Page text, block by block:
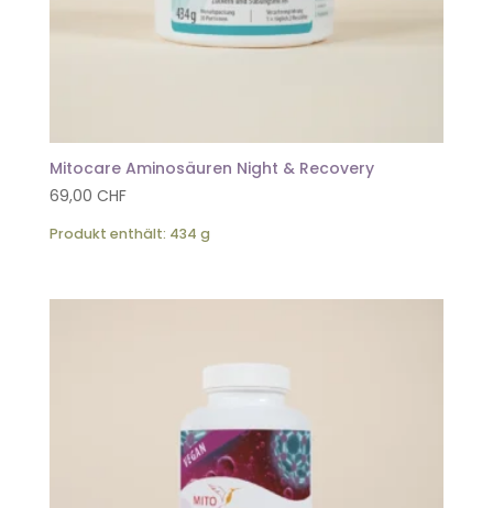
Mitocare Aminosäuren Night & Recovery
69,00 CHF
Produkt enthält: 434 g